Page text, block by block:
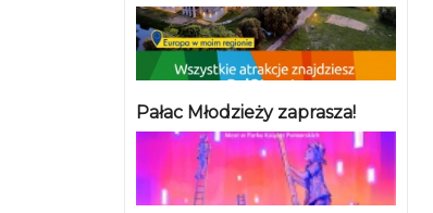
Pałac Młodzieży zaprasza!